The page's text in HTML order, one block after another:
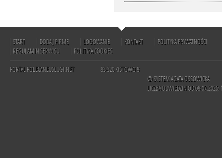
START DODAJ FIRMĘ LOGOWANIE KONTAKT
POLITYKA PRYWATNOŚCI
REGULAMIN SERWISU
POLITYKA COOKIES
PORTAL POLECANEUSLUGI.NET
83-320 KISTOWO 8
© SYSTEM AGATA OSSOWICKA
LICZBA ODWIEDZIN OD 08.07.2026: